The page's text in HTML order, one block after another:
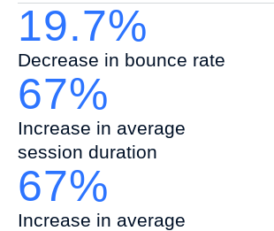
19.7%
Decrease in bounce rate
67%
Increase in average
session duration
67%
Increase in average